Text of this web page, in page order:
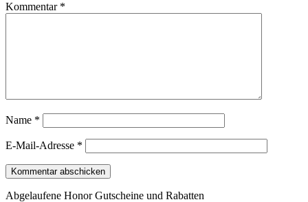
Kommentar *
Name *
E-Mail-Adresse *
Abgelaufene Honor Gutscheine und Rabatten